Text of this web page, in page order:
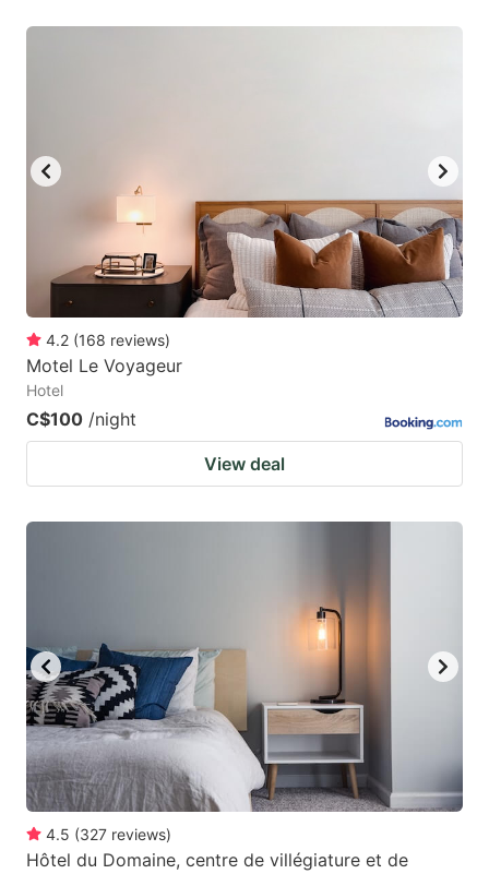
4.2 (168 reviews)
Motel Le Voyageur
Hotel
C$100 /night
View deal
4.5 (327 reviews)
Hôtel du Domaine, centre de villégiature et de